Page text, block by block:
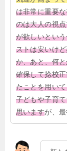
は非常に重要
のは大人の視
が欲しいとい
ストは安いけ
か、あと、何
確保して捻校
たことを用い
子どもや子育
思いますが、最